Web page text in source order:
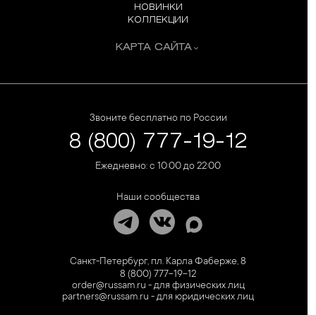
НОВИНКИ
КОЛЛЕКЦИИ
КАРТА САЙТА
Звоните бесплатно по России
8 (800) 777-19-12
Ежедневно: с 10:00 до 22:00
Наши сообщества
Санкт-Петербург, пл. Карла Фаберже, 8
8 (800) 777-19-12
order@russam.ru - для физических лиц
partners@russam.ru - для юридических лиц